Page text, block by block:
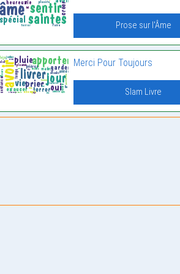
Prose sur l'Âme
Merci Pour Toujours
Slam Livre